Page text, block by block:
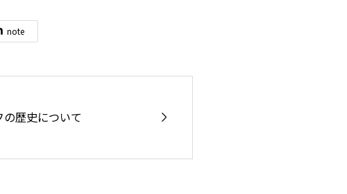
note
の歴史について 